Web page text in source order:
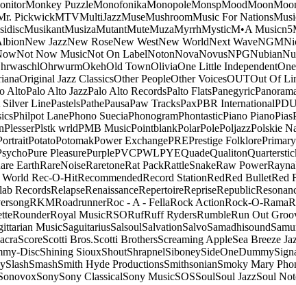
Monkey PuzzleMonofonikaMonopoleMonspMoodMoon
PickwickMTVMultiJazzMuseMushroomMusic For Nations
MusikantMusizaMutantMuteMuzaMyrrhMysticM•A Music
New JazzNew RoseNew WestNew WorldNext WaveNGM
Not Now MusicNot On LabelNotonNovaNovusNPGNubian
OhrwurmOkehOld TownOliviaOne Little Independent
Original Jazz ClassicsOther PeopleOther VoicesOUTOut Of
AltoPalo Alto JazzPalo Alto RecordsPalto FlatsPanegyric
Silver LinePastelsPathePausaPaw TracksPaxPBR International
Philpot LanePhono SueciaPhonogramPhontasticPiano PianoPias
PlesserPlstk wrldPMB MusicPointblankPolarPolePoljazzPolskie
PotatoPotomakPower ExchangePREPrestige Folklore
Pure PleasurePurplePVCPWLPYEQuadeQualiton
EarthRareNoiseRaretoneRat PackRattleSnakeRaw PowerRayna
World Rec-O-HitRecommendedRecord StationRedRed BulletRed
RecordsRelapseRenaissanceRepertoireRepriseRepublic
RKMRoadrunnerRoc - A - FellaRock ActionRock-O-Rama
RounderRoyal MusicRSORufRuff RydersRumbleRun Out
MusicSaguitariusSalsoulSalvationSalvoSamadhisound
ScoreScotti Bros.Scotti BrothersScreaming AppleSea Breeze
DiscShining SiouxShoutShrapnelSiboneySideOneDummy
SlashSmashSmith Hyde ProductionsSmithsonianSmoky Mary
SonySony ClassicalSony MusicSOSSoulSoul JazzSoul